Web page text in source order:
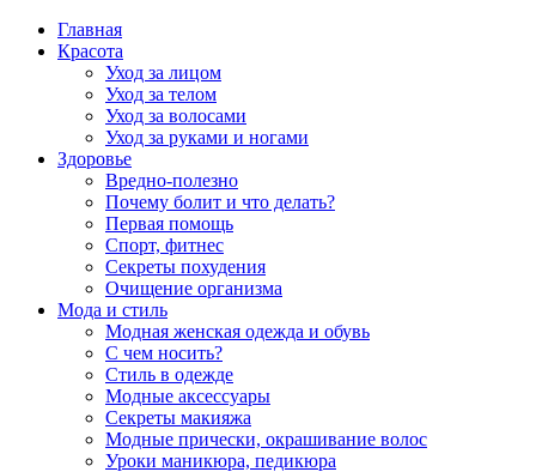
Главная
Красота
Уход за лицом
Уход за телом
Уход за волосами
Уход за руками и ногами
Здоровье
Вредно-полезно
Почему болит и что делать?
Первая помощь
Спорт, фитнес
Секреты похудения
Очищение организма
Мода и стиль
Модная женская одежда и обувь
С чем носить?
Стиль в одежде
Модные аксессуары
Секреты макияжа
Модные прически, окрашивание волос
Уроки маникюра, педикюра